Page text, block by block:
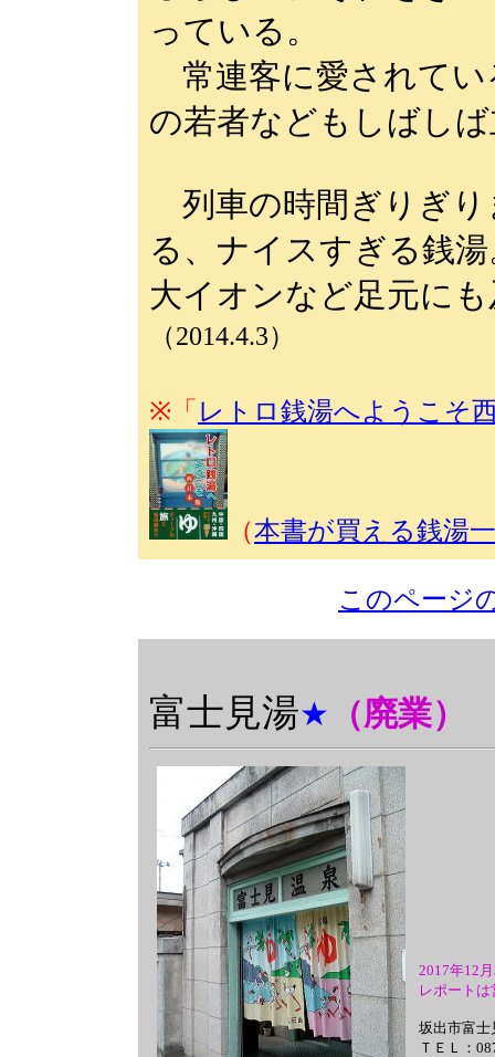
っている。
常連客に愛されてい
の若者などもしばし
列車の時間ぎりぎり
る、ナイスすぎる銭
大イオンなど足元に
（2014.4.3）
※「 レトロ銭湯へようこそ
（本書が買える銭湯
このページ
富士見湯★ （廃業）
2017年12
レポート
坂出市富士
ＴＥＬ：